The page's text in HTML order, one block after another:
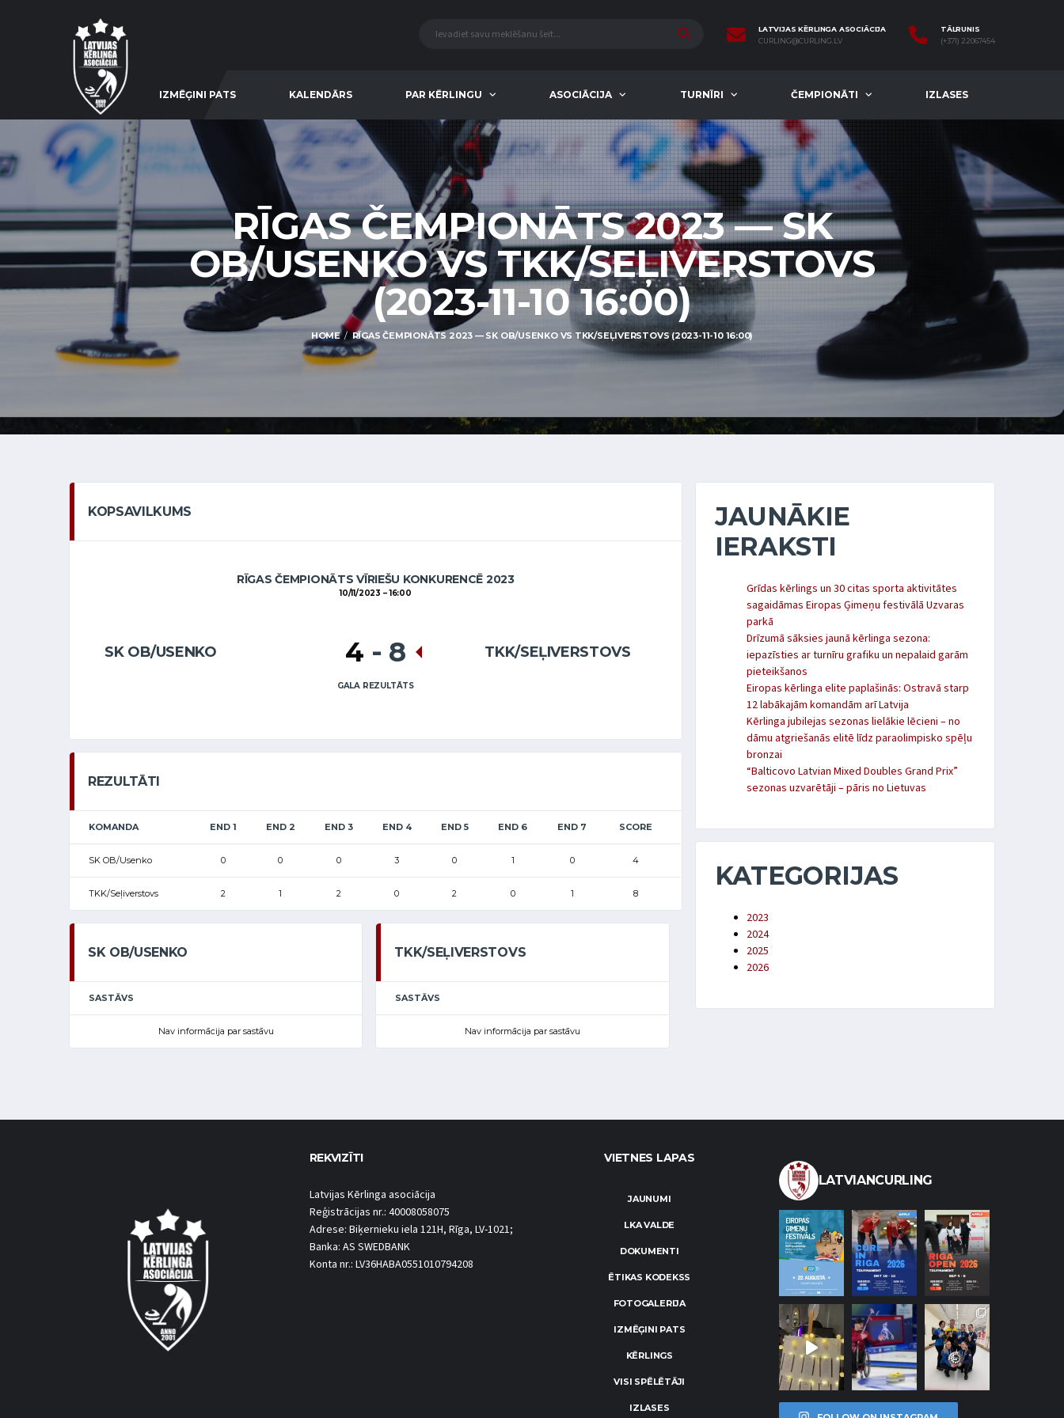
LATVIJAS KĒRLINGA ASOCIĀCIJA
CURLING@CURLING.LV
TĀLRUNIS
(+371) 22067454
IZMĒĢINI PATS KALENDĀRS PAR KĒRLINGU ASOCIĀCIJA TURNĪRI ČEMPIONĀTI IZLASES
RĪGAS ČEMPIONĀTS 2023 — SK
OB/USENKO VS TKK/SEĻIVERSTOVS
(2023-11-10 16:00)
HOME RĪGAS ČEMPIONĀTS 2023 — SK OB/USENKO VS TKK/SEĻIVERSTOVS (2023-11-10 16:00)
KOPSAVILKUMS
RĪGAS ČEMPIONĀTS VĪRIEŠU KONKURENCĒ 2023
10/11/2023 16:00
SK OB/USENKO TKK/SEĻIVERSTOVS
4 - 8
GALA REZULTĀTS
REZULTĀTI
KOMANDA END 1 END 2 END 3 END 4 END 5 END 6 END 7 SCORE
SK OB/Usenko 0 0 0 3 0 1 0 4
TKK/Seļiverstovs 2 1 2 0 2 0 1 8
SK OB/USENKO
SASTĀVS
Nav informācija par sastāvu
TKK/SEĻIVERSTOVS
SASTĀVS
Nav informācija par sastāvu
JAUNĀKIE
IERAKSTI
Grīdas kērlings un 30 citas sporta aktivitātes
sagaidāmas Eiropas Ģimeņu festivālā Uzvaras
parkā
Drīzumā sāksies jaunā kērlinga sezona:
iepazīsties ar turnīru grafiku un nepalaid garām
pieteikšanos
Eiropas kērlinga elite paplašinās: Ostravā starp
12 labākajām komandām arī Latvija
Kērlinga jubilejas sezonas lielākie lēcieni – no
dāmu atgriešanās elitē līdz paraolimpisko spēļu
bronzai
“Balticovo Latvian Mixed Doubles Grand Prix”
sezonas uzvarētāji – pāris no Lietuvas
KATEGORIJAS
2023
2024
2025
2026
REKVIZĪTI
Latvijas Kērlinga asociācija
Reģistrācijas nr.: 40008058075
Adrese: Biķernieku iela 121H, Rīga, LV-1021;
Banka: AS SWEDBANK
Konta nr.: LV36HABA0551010794208
VIETNES LAPAS
JAUNUMI
LKA VALDE
DOKUMENTI
ĒTIKAS KODEKSS
FOTOGALERIJA
IZMĒĢINI PATS
KĒRLINGS
VISI SPĒLĒTĀJI
IZLASES
LATVIANCURLING